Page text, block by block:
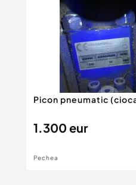
Picon pneumatic
1.300 eur
Pechea